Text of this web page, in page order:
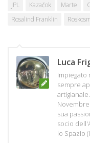
JPL
Kazačok Marte
Rosalind Franklin
Luca
Impiegato
sempre
sua
socio
lo Spazio